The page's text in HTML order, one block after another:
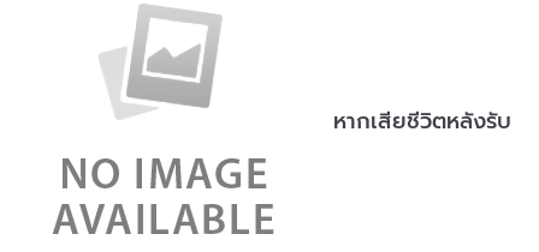
หากเสียชีวิตหลังรับ